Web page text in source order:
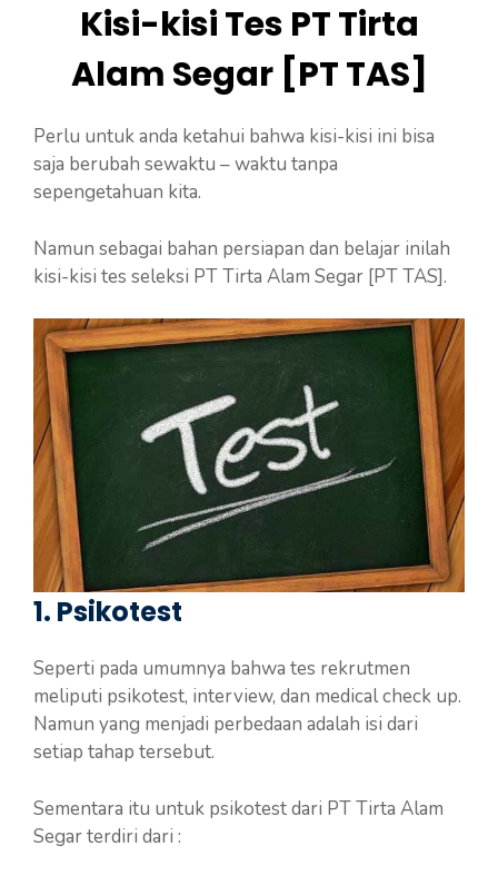
Kisi-kisi Tes PT Tirta
Alam Segar [PT TAS]
Perlu untuk anda ketahui bahwa kisi-kisi ini bisa
saja berubah sewaktu – waktu tanpa
sepengetahuan kita.
Namun sebagai bahan persiapan dan belajar inilah
kisi-kisi tes seleksi PT Tirta Alam Segar [PT TAS].
1. Psikotest
Seperti pada umumnya bahwa tes rekrutmen
meliputi psikotest, interview, dan medical check up.
Namun yang menjadi perbedaan adalah isi dari
setiap tahap tersebut.
Sementara itu untuk psikotest dari PT Tirta Alam
Segar terdiri dari :